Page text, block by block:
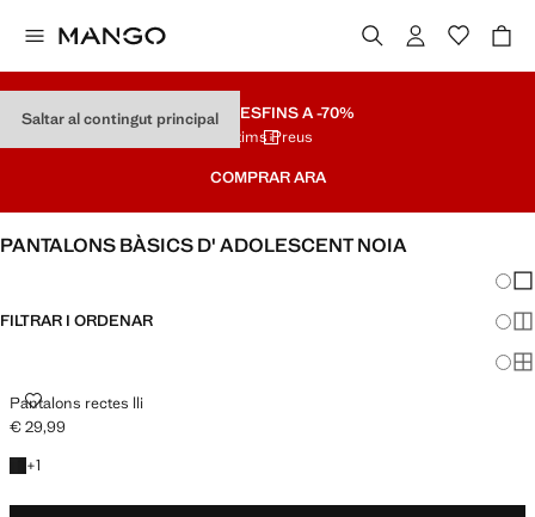
Saltar al contingut principalREBAIXESFINS A -70%
Últims Preus
COMPRAR ARA
PANTALONS BÀSICS D' ADOLESCENT NOIA
FILTRAR I ORDENAR
Pantalons rectes lli
PANTALONS RECTES LLI
Preu actual [€ 29,99 ]
€ 29,99
+1
+1 color